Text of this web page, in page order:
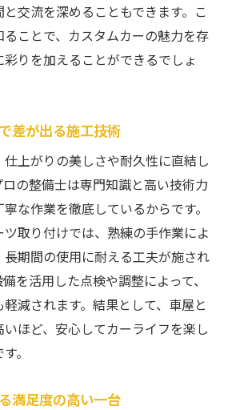
交流を深めることもできます。こ
ることで、カスタムカーの魅力を存
りを加えることができるでしょ
差が出る施工技術
上がりの美しさや耐久性に直結し
の整備士は専門知識と高い技術力
な作業を徹底しているからです。
取り付けでは、熟練の手作業によ
期間の使用に耐える工夫が施され
を活用した点検や調整によって、
減されます。結果として、車屋と
ほど、安心してカーライフを楽し
。
満足度の高い一台